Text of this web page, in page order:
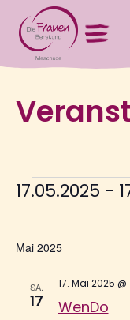
17.05.2025 -
Mai 2025
SA.
17 WenDo
17. Mai 2025 @